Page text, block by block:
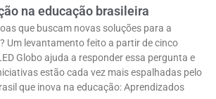
na educação brasileira
que buscam novas soluções para a
Um levantamento feito a partir de cinco
Globo ajuda a responder essa pergunta e
estão cada vez mais espalhadas pelo
que inova na educação: Aprendizados